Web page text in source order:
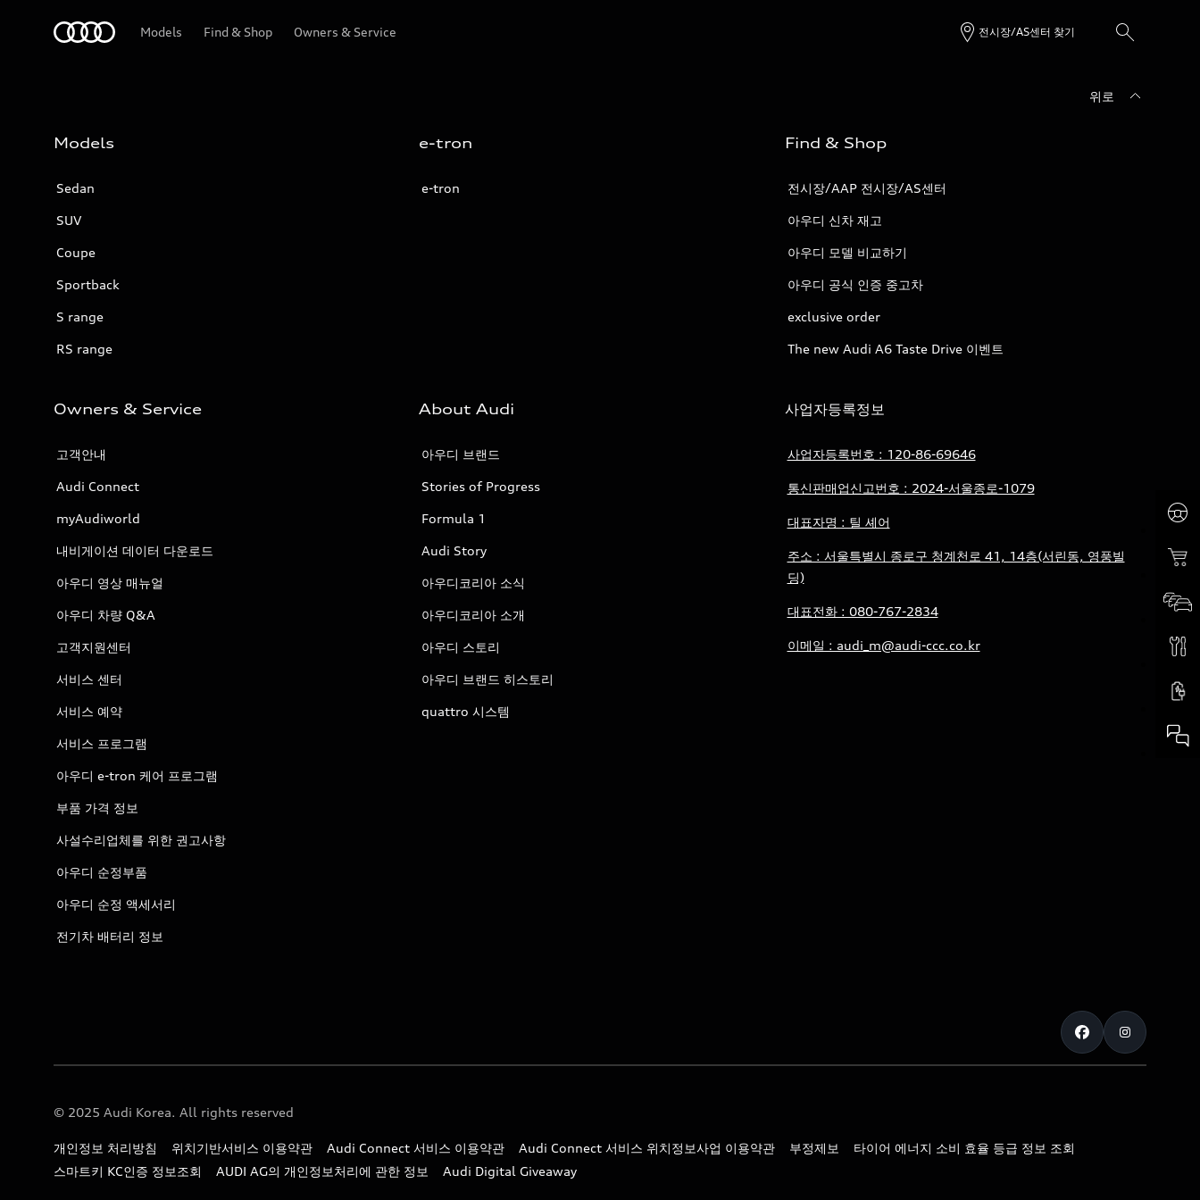
Models Find & Shop Owners & Service 전시장/AS센터 찾기
위로
Models
Sedan
SUV
Coupe
Sportback
S range
RS range
e-tron
e-tron
Find & Shop
전시장/AAP 전시장/AS센터
아우디 신차 재고
아우디 모델 비교하기
아우디 공식 인증 중고차
exclusive order
The new Audi A6 Taste Drive 이벤트
Owners & Service
고객안내
Audi Connect
myAudiworld
내비게이션 데이터 다운로드
아우디 영상 매뉴얼
아우디 차량 Q&A
고객지원센터
서비스 센터
서비스 예약
서비스 프로그램
아우디 e-tron 케어 프로그램
부품 가격 정보
사설수리업체를 위한 권고사항
아우디 순정부품
아우디 순정 액세서리
전기차 배터리 정보
About Audi
아우디 브랜드
Stories of Progress
Formula 1
Audi Story
아우디코리아 소식
아우디코리아 소개
아우디 스토리
아우디 브랜드 히스토리
quattro 시스템
사업자등록정보
사업자등록번호 : 120-86-69646
통신판매업신고번호 : 2024-서울종로-1079
대표자명 : 틸 셰어
주소 : 서울특별시 종로구 청계천로 41, 14층(서린동, 영풍빌
딩)
대표전화 : 080-767-2834
이메일 : audi_m@audi-ccc.co.kr
© 2025 Audi Korea. All rights reserved
개인정보 처리방침 위치기반서비스 이용약관 Audi Connect 서비스 이용약관 Audi Connect 서비스 위치정보사업 이용약관 부정제보
타이어 에너지 소비 효율 등급 정보 조회
스마트키 KC인증 정보조회
AUDI AG의 개인정보처리에 관한 정보 Audi Digital Giveaway